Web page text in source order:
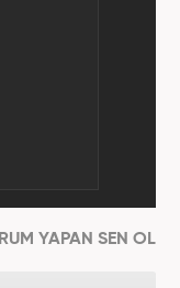
YAPAN SEN OL